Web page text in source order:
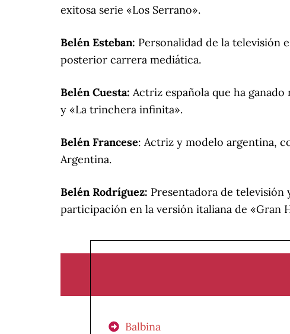
exitosa serie «Los Serrano».
Belén Esteban: Personalidad de la televisión
posterior carrera mediática.
Belén Cuesta: Actriz española que ha
y «La trinchera infinita».
Belén Francese: Actriz y modelo argentina,
Argentina.
Belén Rodríguez: Presentadora de
participación en la versión italiana de «Gran
Balbina